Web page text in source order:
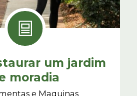
um jardim
moradia
e Maquinas